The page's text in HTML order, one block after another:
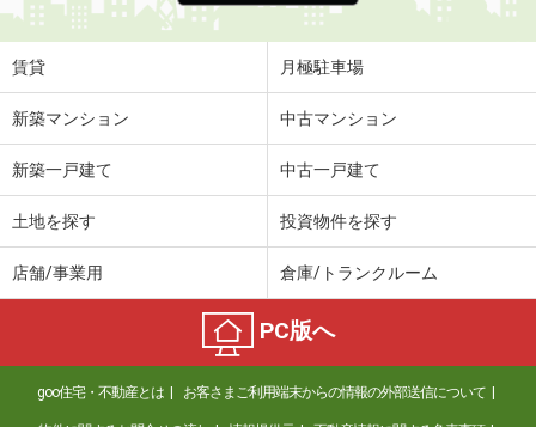
賃貸 月極駐車場
新築マンション 中古マンション
新築一戸建て 中古一戸建て
土地を探す 投資物件を探す
店舗/事業用 倉庫/トランクルーム
PC版へ
goo住宅・不動産とは お客さまご利用端末からの情報の外部送信について